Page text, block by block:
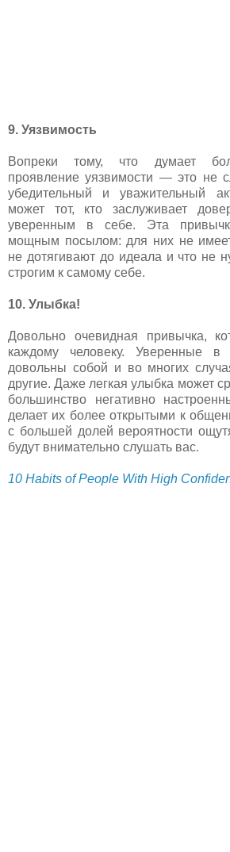
9. Уязвимость
Вопреки тому, что думает
проявление уязвимости — это не
убедительный и уважительный
может тот, кто заслуживает
уверенным в себе. Эта
мощным посылом: для них не
не дотягивают до идеала и что не
строгим к самому себе.
10. Улыбка!
Довольно очевидная привычка,
каждому человеку. Уверенные
довольны собой и во многих
другие. Даже легкая улыбка может
большинство негативно
делает их более открытыми к
с большей долей вероятности
будут внимательно слушать вас.
10 Habits of People With High